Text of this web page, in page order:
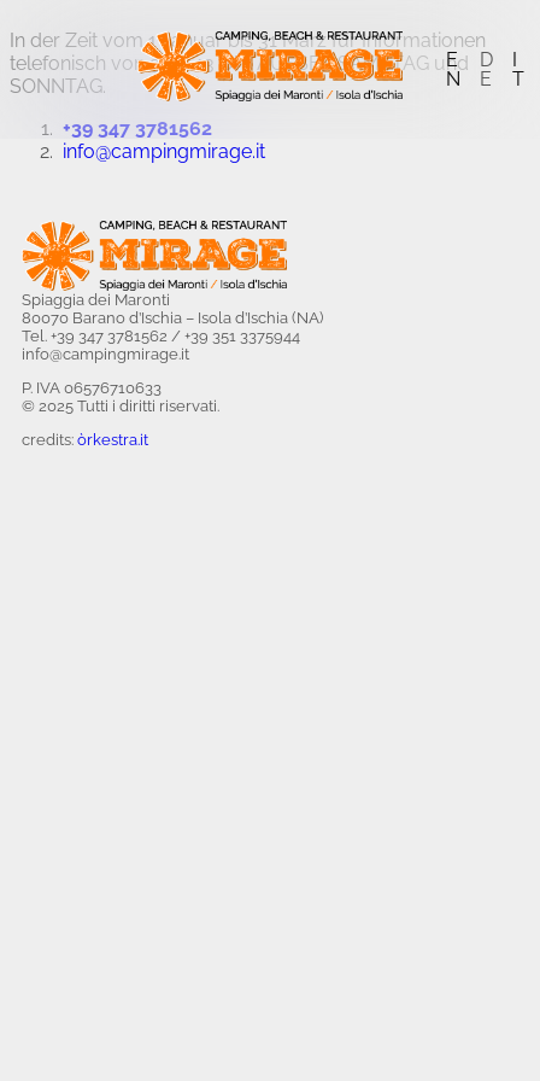
E
N
D
E
I
T
In der Zeit vom 1 Januar bis 31 März für Informationen
telefonisch von 9 bis 13 Uhr AUSSER SAMSTAG und
SONNTAG.
+39 347 3781562
info@campingmirage.it
Spiaggia dei Maronti
80070 Barano d’Ischia – Isola d’Ischia (NA)
Tel. +39 347 3781562 / +39 351 3375944
info@campingmirage.it
P. IVA 06576710633
© 2025 Tutti i diritti riservati.
credits: òrkestra.it